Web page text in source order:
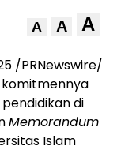
A A A
/PRNewswire/
komitmennya
di
Memorandum
Islam